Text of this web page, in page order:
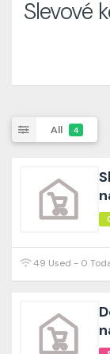
Slevové
All 4
49 Used - 0